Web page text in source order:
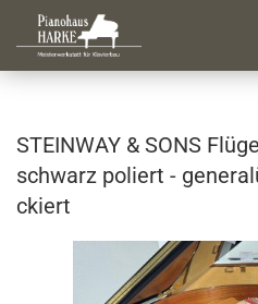
STEIN­WAY & SONS
schwarz po­liert -
ckiert